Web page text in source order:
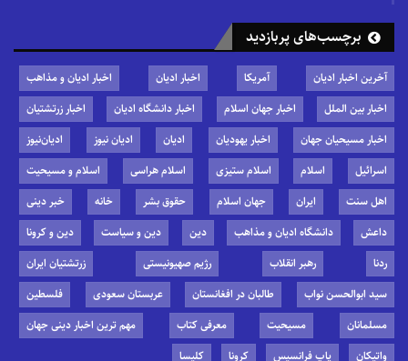
برچسب‌های پربازدید
آخرین اخبار ادیان آمریکا اخبار ادیان
اخبار ادیان و مذاهب
اخبار بین الملل
اخبار جهان اسلام اخبار دانشگاه ادیان
اخبار زرتشتیان
اخبار مسیحیان جهان
اخبار یهودیان ادیان ادیان نیوز
ادیان‌نیوز
اسرائیل
اسلام اسلام ستیزی اسلام هراسی
اسلام و مسیحیت
اهل سنت
ایران جهان اسلام حقوق بشر خانه
خبر دینی
داعش
دانشگاه ادیان و مذاهب دین دین و سیاست
دین و کرونا
ردنا
رهبر انقلاب رژیم صهیونیستی
زرتشتیان ایران
سید ابوالحسن نواب
طالبان در افغانستان عربستان سعودی
فلسطین
مسلمانان
مسیحیت معرفی کتاب
مهم ترین اخبار دینی جهان
واتیکان
پاپ فرانسیس کرونا کلیسا